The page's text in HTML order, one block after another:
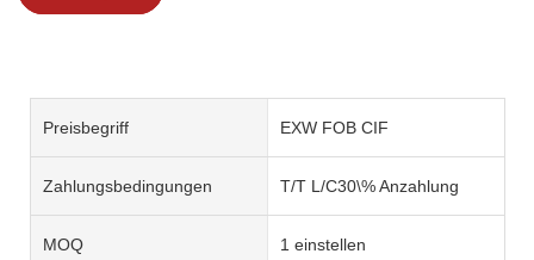
Preisbegriff EXW FOB CIF
Zahlungsbedingungen T/T L/C30\% Anzahlung
MOQ 1 einstellen